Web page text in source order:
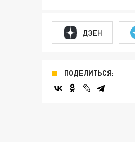
ДЗЕН
ПОДЕЛИТЬСЯ: